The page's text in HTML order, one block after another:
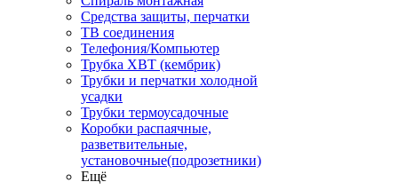
Средства защиты, перчатки
ТВ соединения
Телефония/Компьютер
Трубка ХВТ (кембрик)
Трубки и перчатки холодной
усадки
Трубки термоусадочные
Коробки распаячные,
разветвительные,
установочные(подрозетники)
Ещё